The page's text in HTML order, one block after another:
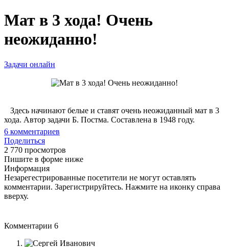
Мат в 3 хода! Очень
неожиданно!
Задачи онлайн
Здесь начинают белые и ставят очень неожиданный мат в 3
хода. Автор задачи Б. Постма. Составлена в 1948 году.
6 комментариев
Поделиться
2 770 просмотров
Пишите в форме ниже
Информация
Незарегестрированные посетители не могут оставлять
комментарии. Зарегистрируйтесь. Нажмите на иконку справа
вверху.
Комментарии 6